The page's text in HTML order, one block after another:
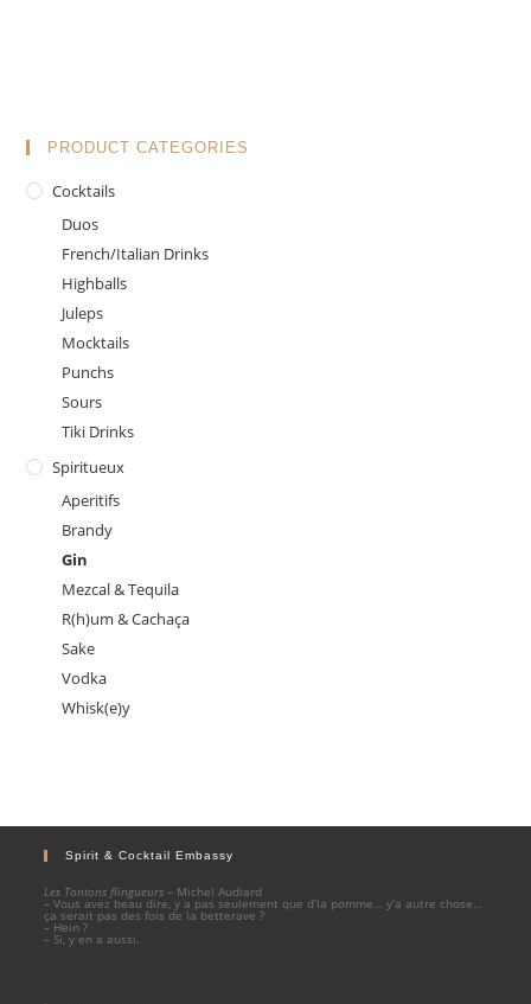
PRODUCT CATEGORIES
Cocktails
Duos
French/Italian Drinks
Highballs
Juleps
Mocktails
Punchs
Sours
Tiki Drinks
Spiritueux
Aperitifs
Brandy
Gin
Mezcal & Tequila
R(h)um & Cachaça
Sake
Vodka
Whisk(e)y
Spirit & Cocktail Embassy
Les Tontons flingueurs – Michel Audiard
– Vous avez beau dire, y a pas seulement que d’la pomme… y’a autre chose…
ça serait pas des fois de la betterave ?
– Hein ?
– Si, y en a aussi.